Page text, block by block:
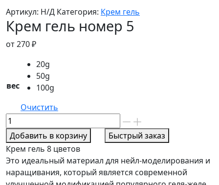
Артикул: Н/Д Категория: Крем гель
Крем гель номер 5
от270₽
вес
20g
50g
100g
Очистить
Количество
товара
Крем
гель
номер
5
Добавить в корзину
Быстрый заказ
Крем гель 8 цветов
Это идеальный материал для нейл-моделирования и
наращивания, который является современной